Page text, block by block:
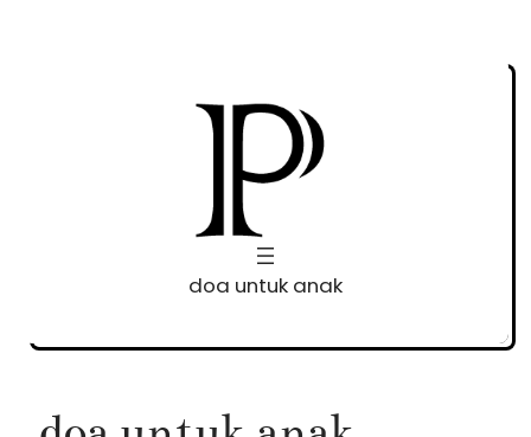
doa untuk anak